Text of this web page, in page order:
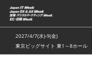
ス
キ
ッ
し
2027/4/7(水)-9(金)
東京ビッグサイト 東1～8ホール